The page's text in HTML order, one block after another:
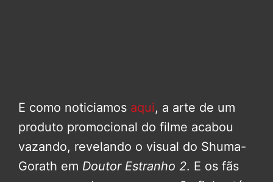
E como noticiamos aqui, a arte de um
produto promocional do filme acabou
vazando, revelando o visual do Shuma-
Gorath em Doutor Estranho 2. E os fãs